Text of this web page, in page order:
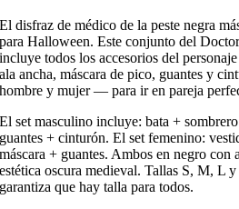
El disfraz de médico de la peste negra
para Halloween. Este conjunto del
incluye todos los accesorios del
ala ancha, máscara de pico, guantes y
hombre y mujer — para ir en pareja
El set masculino incluye: bata +
guantes + cinturón. El set femenino:
máscara + guantes. Ambos en negro con
estética oscura medieval. Tallas S, M, L
garantiza que hay talla para todos.